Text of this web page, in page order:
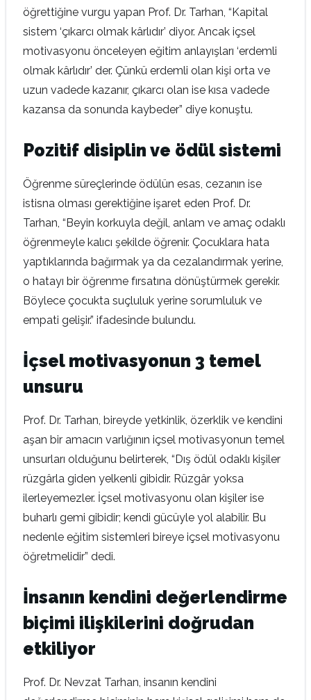
öğrettiğine vurgu yapan Prof. Dr. Tarhan, “Kapital
sistem ‘çıkarcı olmak kârlıdır’ diyor. Ancak içsel
motivasyonu önceleyen eğitim anlayışları ‘erdemli
olmak kârlıdır’ der. Çünkü erdemli olan kişi orta ve
uzun vadede kazanır, çıkarcı olan ise kısa vadede
kazansa da sonunda kaybeder” diye konuştu.
Pozitif disiplin ve ödül sistemi
Öğrenme süreçlerinde ödülün esas, cezanın ise
istisna olması gerektiğine işaret eden Prof. Dr.
Tarhan, “Beyin korkuyla değil, anlam ve amaç odaklı
öğrenmeyle kalıcı şekilde öğrenir. Çocuklara hata
yaptıklarında bağırmak ya da cezalandırmak yerine,
o hatayı bir öğrenme fırsatına dönüştürmek gerekir.
Böylece çocukta suçluluk yerine sorumluluk ve
empati gelişir.” ifadesinde bulundu.
İçsel motivasyonun 3 temel
unsuru
Prof. Dr. Tarhan, bireyde yetkinlik, özerklik ve kendini
aşan bir amacın varlığının içsel motivasyonun temel
unsurları olduğunu belirterek, “Dış ödül odaklı kişiler
rüzgârla giden yelkenli gibidir. Rüzgâr yoksa
ilerleyemezler. İçsel motivasyonu olan kişiler ise
buharlı gemi gibidir; kendi gücüyle yol alabilir. Bu
nedenle eğitim sistemleri bireye içsel motivasyonu
öğretmelidir” dedi.
İnsanın kendini değerlendirme
biçimi ilişkilerini doğrudan
etkiliyor
Prof. Dr. Nevzat Tarhan, insanın kendini